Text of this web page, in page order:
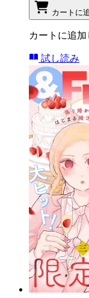
カートに
カートに追加
試し読み